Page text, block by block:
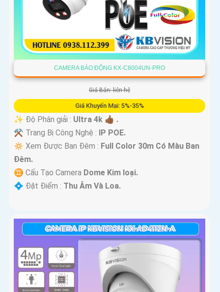
CAMERA BÁO ĐỘNG KX-C8004UN-PRO
Giá Bán: liên hệ
Giá Khuyến Mại: 5%-35%
✨ Độ Phân giải : Ultra 4k 👍🏾 .
⚒ Trang Bị Công Nghệ : IP POE.
🔅 Xem Được Ban Đêm : Full Color 30m Có Màu Ban
Ðêm.
♊ Cấu Tạo Camera Dome Kim loại.
️💠 Đặt Điểm : Thu Âm Và Loa.